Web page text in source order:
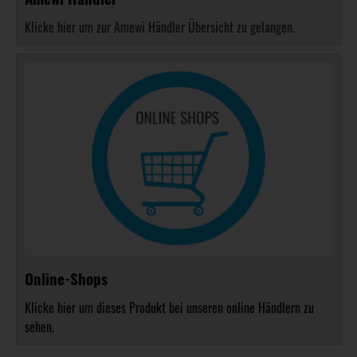
Klicke hier um zur Amewi Händler Übersicht zu gelangen.
Online-Shops
Klicke hier um dieses Produkt bei unseren online Händlern zu
sehen.